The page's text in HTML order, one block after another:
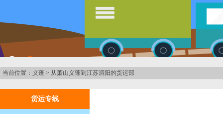
当前位置： 义蓬 > 从萧山义蓬到江苏泗阳的货运部
货运专线